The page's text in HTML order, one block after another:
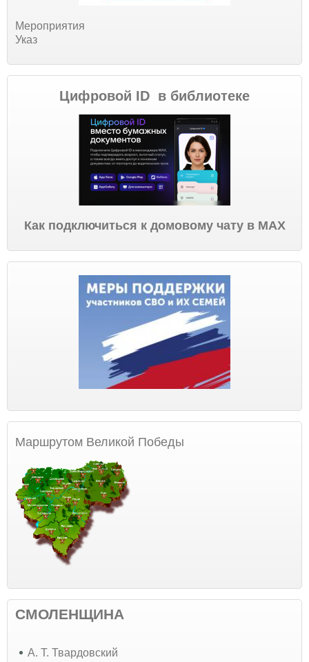
Мероприятия
Указ
Цифровой ID в библиотеке
Как подключиться к домовому чату в МАХ
Маршрутом Великой Победы
СМОЛЕНЩИНА
А. Т. Твардовский